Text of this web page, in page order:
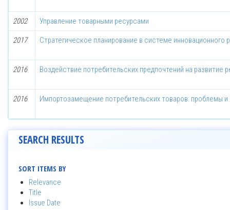
2002 Управление товарными ресурсами
2017 Стратегическое планирование в системе инновационного
2016 Воздействие потребительских предпочтений на развитие
2016 Импортозамещение потребительских товаров: проблемы и
SEARCH RESULTS
SORT ITEMS BY
Relevance
Title
Issue Date